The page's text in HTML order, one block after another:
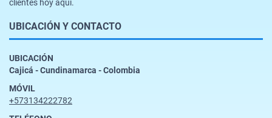
clientes hoy aquí.
UBICACIÓN Y CONTACTO
UBICACIÓN
Cajicá - Cundinamarca - Colombia
MÓVIL
+573134222782